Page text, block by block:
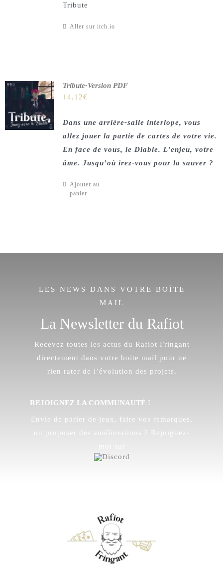
Tribute
Aller sur itch.io
Tribute-Version PDF
14,12€
Dans une arrière-salle interlope, vous
allez jouer la partie de cartes de votre vie.
En face de vous, le Diable. L’enjeu, votre
âme. Jusqu’où irez-vous pour la sauver ?
Ajouter au
panier
LES NEWS DANS VOTRE BOÎTE
MAIL
La Newsletter du Rafiot
Recevez toutes les actus du Rafiot Fringant
directement dans votre boite mail pour ne
rien rater de l’évolution des projets.
REJOIGNEZ LA COMMUNAUTÉ !
Envie de parler de jeux, faire vos remarques,
ou proposer des améliorations ? Rejoignez-